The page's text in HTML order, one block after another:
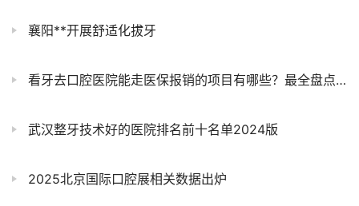
襄阳**开展舒适化拔牙
看牙去口腔医院能走医保报销的项目有哪些？最全盘点来了
武汉整牙技术好的医院排名前十名单2024版
2025北京国际口腔展相关数据出炉